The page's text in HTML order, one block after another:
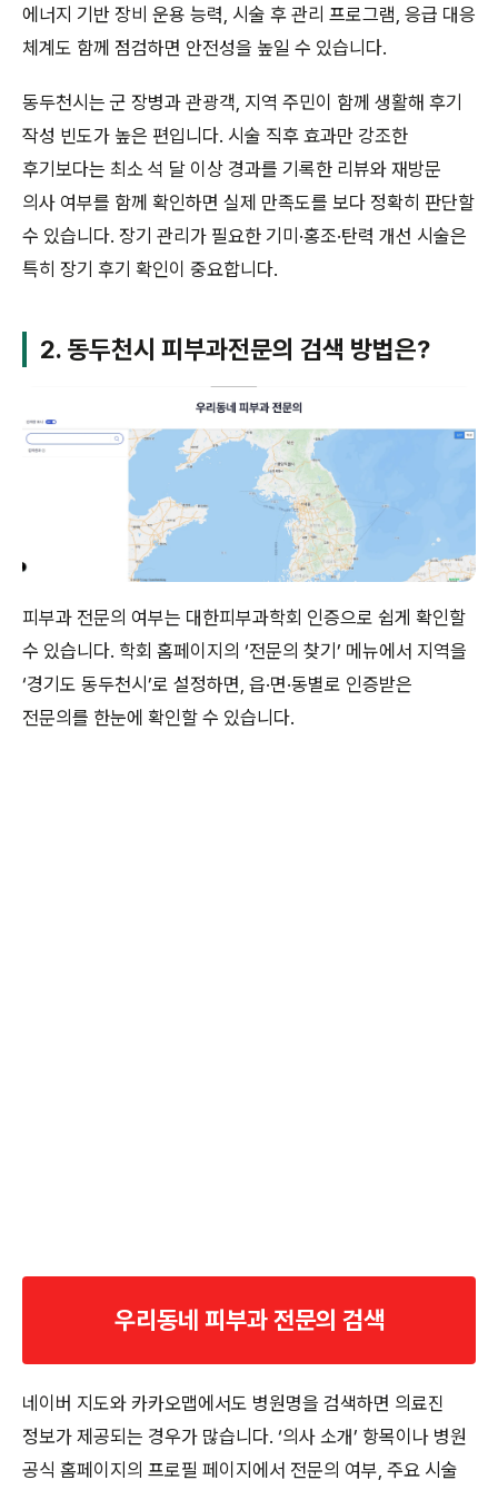
에너지 기반 장비 운용 능력, 시술 후 관리 프로그램, 응급 대응
체계도 함께 점검하면 안전성을 높일 수 있습니다.
동두천시는 군 장병과 관광객, 지역 주민이 함께 생활해 후기
작성 빈도가 높은 편입니다. 시술 직후 효과만 강조한
후기보다는 최소 석 달 이상 경과를 기록한 리뷰와 재방문
의사 여부를 함께 확인하면 실제 만족도를 보다 정확히 판단할
수 있습니다. 장기 관리가 필요한 기미·홍조·탄력 개선 시술은
특히 장기 후기 확인이 중요합니다.
2. 동두천시 피부과전문의 검색 방법은?
피부과 전문의 여부는 대한피부과학회 인증으로 쉽게 확인할
수 있습니다. 학회 홈페이지의 ‘전문의 찾기’ 메뉴에서 지역을
‘경기도 동두천시’로 설정하면, 읍·면·동별로 인증받은
전문의를 한눈에 확인할 수 있습니다.
우리동네 피부과 전문의 검색
네이버 지도와 카카오맵에서도 병원명을 검색하면 의료진
정보가 제공되는 경우가 많습니다. ‘의사 소개’ 항목이나 병원
공식 홈페이지의 프로필 페이지에서 전문의 여부, 주요 시술